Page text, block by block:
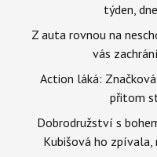
týden,
Z auta rovnou na
vás
Action láká:
přitom
Dobrodružství s
Kubišová ho